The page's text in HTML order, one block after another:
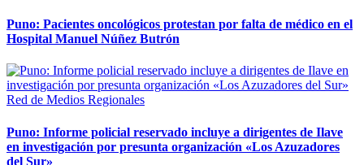
Puno: Pacientes oncológicos protestan por falta de médico en el
Hospital Manuel Núñez Butrón
Red de Medios Regionales
Puno: Informe policial reservado incluye a dirigentes de Ilave
en investigación por presunta organización «Los Azuzadores
del Sur»